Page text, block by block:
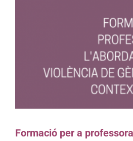
Formació per a